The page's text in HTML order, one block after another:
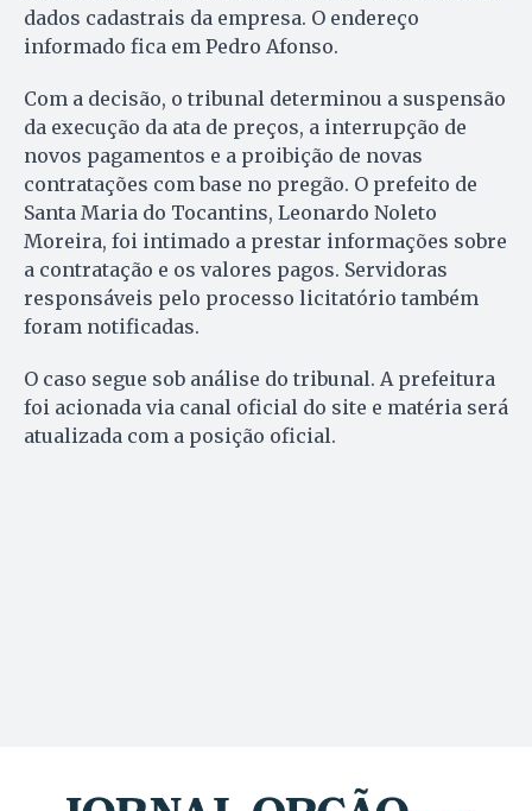
dados cadastrais da empresa. O endereço
informado fica em Pedro Afonso.
Com a decisão, o tribunal determinou a suspensão
da execução da ata de preços, a interrupção de
novos pagamentos e a proibição de novas
contratações com base no pregão. O prefeito de
Santa Maria do Tocantins, Leonardo Noleto
Moreira, foi intimado a prestar informações sobre
a contratação e os valores pagos. Servidoras
responsáveis pelo processo licitatório também
foram notificadas.
O caso segue sob análise do tribunal. A prefeitura
foi acionada via canal oficial do site e matéria será
atualizada com a posição oficial.